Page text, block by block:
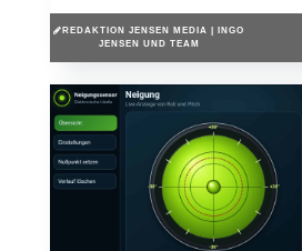
REDAKTION JENSEN MEDIA | INGO
JENSEN UND TEAM